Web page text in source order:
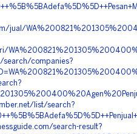
jual/
companies?
list/search?
search-result?